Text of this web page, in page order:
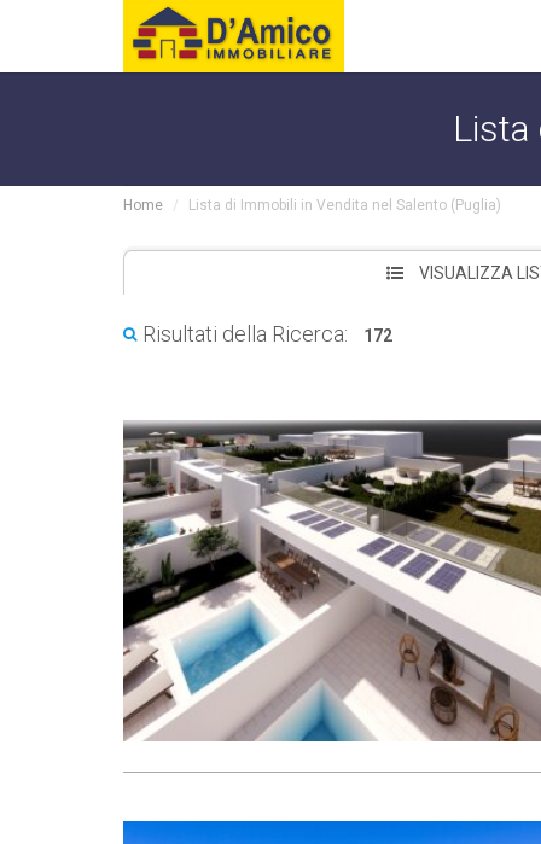
Lista
Home Lista di Immobili in Vendita nel Salento (Puglia)
VISUALIZZA
Risultati della Ricerca: 172